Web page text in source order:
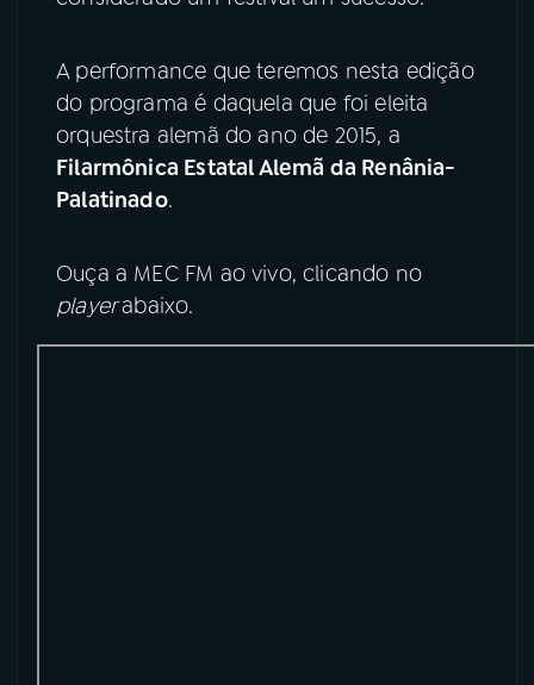
A performance que teremos nesta edição
do programa é daquela que foi eleita
orquestra alemã do ano de 2015, a
Filarmônica Estatal Alemã da Renânia-
Palatinado.
Ouça a MEC FM ao vivo, clicando no
playerabaixo.